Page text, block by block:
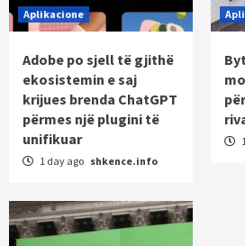
Aplikacione
Adobe po sjell të gjithë
ekosistemin e saj
krijues brenda ChatGPT
përmes një plugini të
unifikuar
1 day ago shkence.info